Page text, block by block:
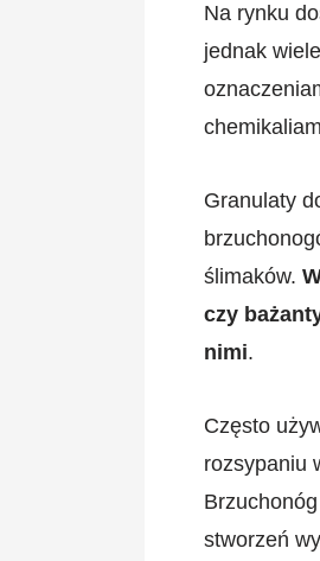
Na rynku
jednak
Granulaty
ślimaków.
czy
nimi.
Często
rozsypaniu
stworzeń